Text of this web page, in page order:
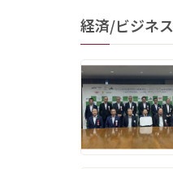
経済/ビジネス